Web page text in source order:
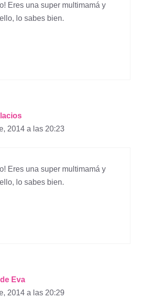
Eres una super multimamá y
lo sabes bien.
2014 a las 20:23
Eres una super multimamá y
lo sabes bien.
Eva
2014 a las 20:29